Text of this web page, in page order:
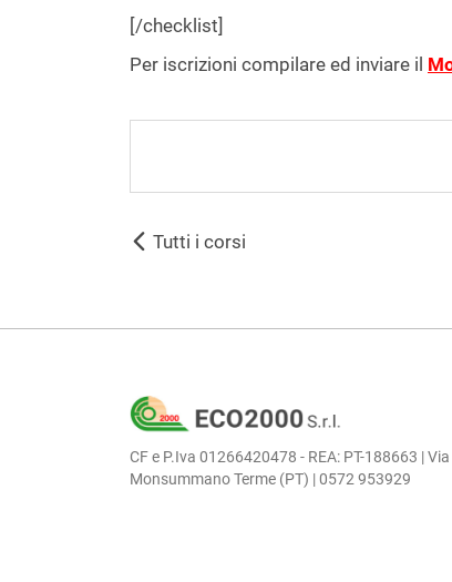
[/checklist]
Per iscrizioni compilare ed inviare il
Tutti i corsi
CF e P.Iva 01266420478 - REA: PT-188663 |
Monsummano Terme (PT) | 0572 953929